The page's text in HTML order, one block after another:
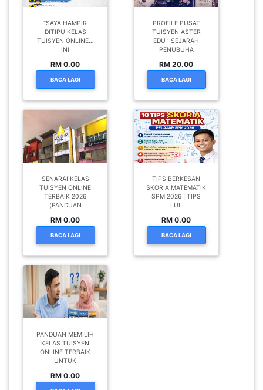
“SAYA HAMPIR
DITIPU KELAS
TUISYEN ONLINE…
INI
RM 0.00
BACA LAGI
PROFILE PUSAT
TUISYEN ASTER
EDU : SEJARAH
PENUBUHA
RM 20.00
BACA LAGI
SENARAI KELAS
TUISYEN ONLINE
TERBAIK 2026
(PANDUAN
RM 0.00
BACA LAGI
TIPS BERKESAN
SKOR A MATEMATIK
SPM 2026 | TIPS
LUL
RM 0.00
BACA LAGI
PANDUAN MEMILIH
KELAS TUISYEN
ONLINE TERBAIK
UNTUK
RM 0.00